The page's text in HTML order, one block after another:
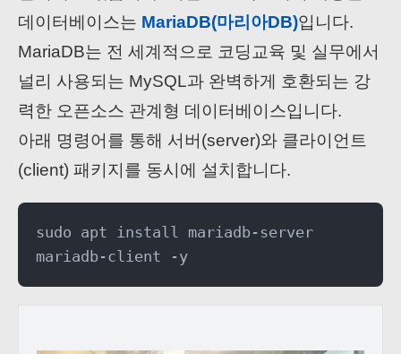
데이터베이스는 MariaDB(마리아DB)입니다.
MariaDB는 전 세계적으로 코딩교육 및 실무에서
널리 사용되는 MySQL과 완벽하게 호환되는 강
력한 오픈소스 관계형 데이터베이스입니다.
아래 명령어를 통해 서버(server)와 클라이언트
(client) 패키지를 동시에 설치합니다.
sudo apt install mariadb-server
mariadb-client -y